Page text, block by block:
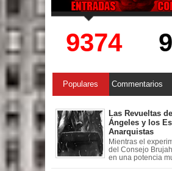
9374
Populares Commentarios
Las Revueltas
Ángeles y los
Anarquistas
Mientras el
del Consejo
en una potencia